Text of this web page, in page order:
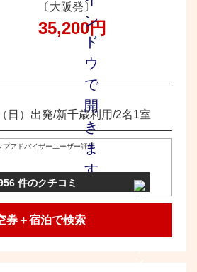
〔大阪発〕
35,200円
日）出発/新千歳利用/2名1室
プアドバイザーユーザー評価
件のクチコミ
券＋宿泊で検索